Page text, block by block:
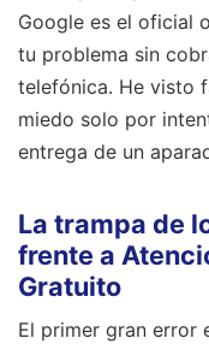
Google es el oficial
tu problema sin
telefónica. He visto
miedo solo por
entrega de un
La trampa de
frente a
Gratuito
El primer gran error